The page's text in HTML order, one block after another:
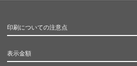
印刷についての注意点
表示金額